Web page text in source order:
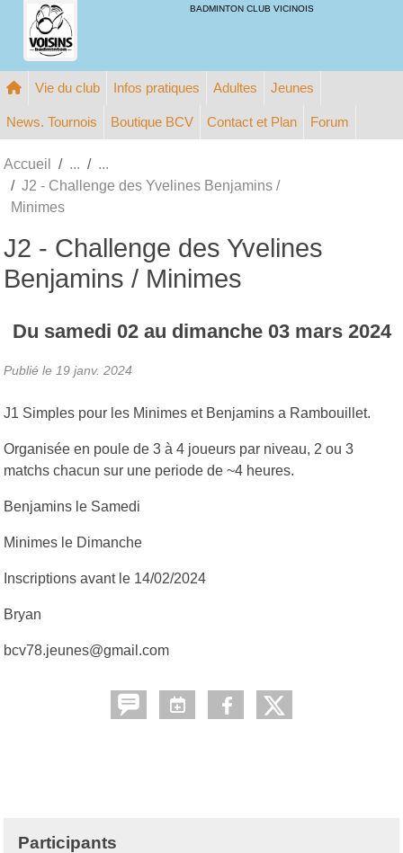
BADMINTON CLUB VICINOIS
Vie du club Infos pratiques Adultes Jeunes
News. Tournois Boutique BCV Contact et Plan Forum
Accueil
J2 - Challenge des Yvelines Benjamins /
Minimes
J2 - Challenge des Yvelines
Benjamins / Minimes
Du samedi 02au dimanche 03 mars 2024
Publié le 19 janv. 2024
J1 Simples pour les Minimes et Benjamins a Rambouillet.
Organisée en poule de 3 à 4 joueurs par niveau, 2 ou 3
matchs chacun sur une periode de ~4 heures.
Benjamins le Samedi
Minimes le Dimanche
Inscriptions avant le 14/02/2024
Bryan
bcv78.jeunes@gmail.com
Participants
Panneau de gestion des cookies